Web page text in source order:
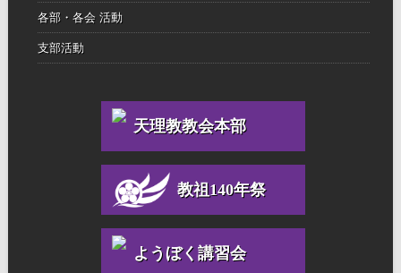
各部・各会 活動
支部活動
天理教教会本部
教祖140年祭
ようぼく講習会